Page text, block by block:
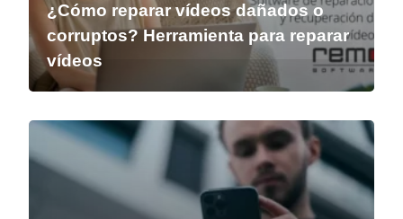
¿Cómo reparar vídeos dañados o
corruptos? Herramienta para reparar
vídeos